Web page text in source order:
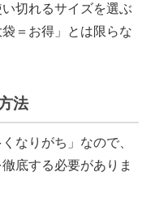
切れるサイズを選ぶ
＝お得」とは限らな
法
なりがち」なので、
底する必要がありま